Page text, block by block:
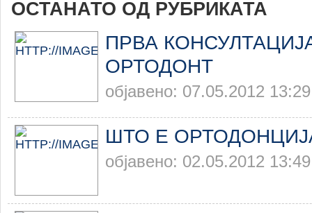
ОСТАНАТО ОД РУБРИКАТА
ПРВА
ОРТОДОНТ
објавено: 07.05.2012 13:29
ШТО Е
објавено: 02.05.2012 13:49